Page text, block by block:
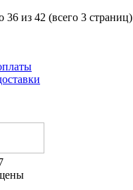
36 из 42 (всего 3 страниц)